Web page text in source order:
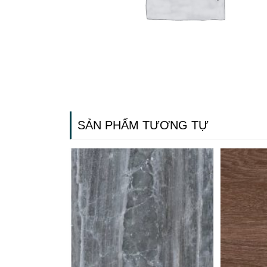
SẢN PHẨM TƯƠNG TỰ